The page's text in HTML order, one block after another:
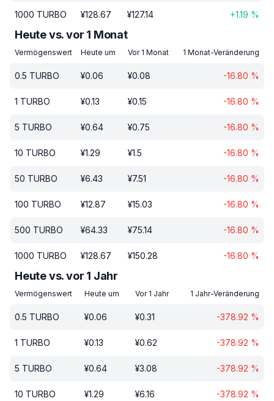
1000 TURBO ¥128.67 ¥127.14 +1.19 %
Heute vs. vor 1 Monat
Vermögenswert Heute um Vor 1 Monat 1 Monat-Veränderung
0.5 TURBO ¥0.06 ¥0.08 -16.80 %
1 TURBO ¥0.13 ¥0.15 -16.80 %
5 TURBO ¥0.64 ¥0.75 -16.80 %
10 TURBO ¥1.29 ¥1.5 -16.80 %
50 TURBO ¥6.43 ¥7.51 -16.80 %
100 TURBO ¥12.87 ¥15.03 -16.80 %
500 TURBO ¥64.33 ¥75.14 -16.80 %
1000 TURBO ¥128.67 ¥150.28 -16.80 %
Heute vs. vor 1 Jahr
Vermögenswert Heute um Vor 1 Jahr 1 Jahr-Veränderung
0.5 TURBO ¥0.06 ¥0.31 -378.92 %
1 TURBO ¥0.13 ¥0.62 -378.92 %
5 TURBO ¥0.64 ¥3.08 -378.92 %
10 TURBO ¥1.29 ¥6.16 -378.92 %